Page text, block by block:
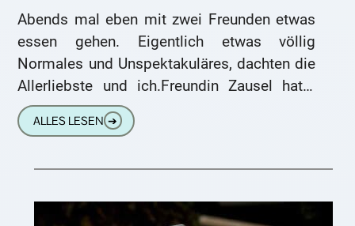
Abends mal eben mit zwei Freunden etwas
essen gehen. Eigentlich etwas völlig
Normales und Unspektakuläres, dachten die
Allerliebste und ich.Freundin Zausel hatte
ein Restaurant in Neckarhausen
vorgeschlagen, das erst neulich
ALLES LESEN ➔